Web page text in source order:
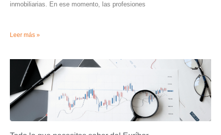
inmobiliarias. En ese momento, las profesiones
Leer más »